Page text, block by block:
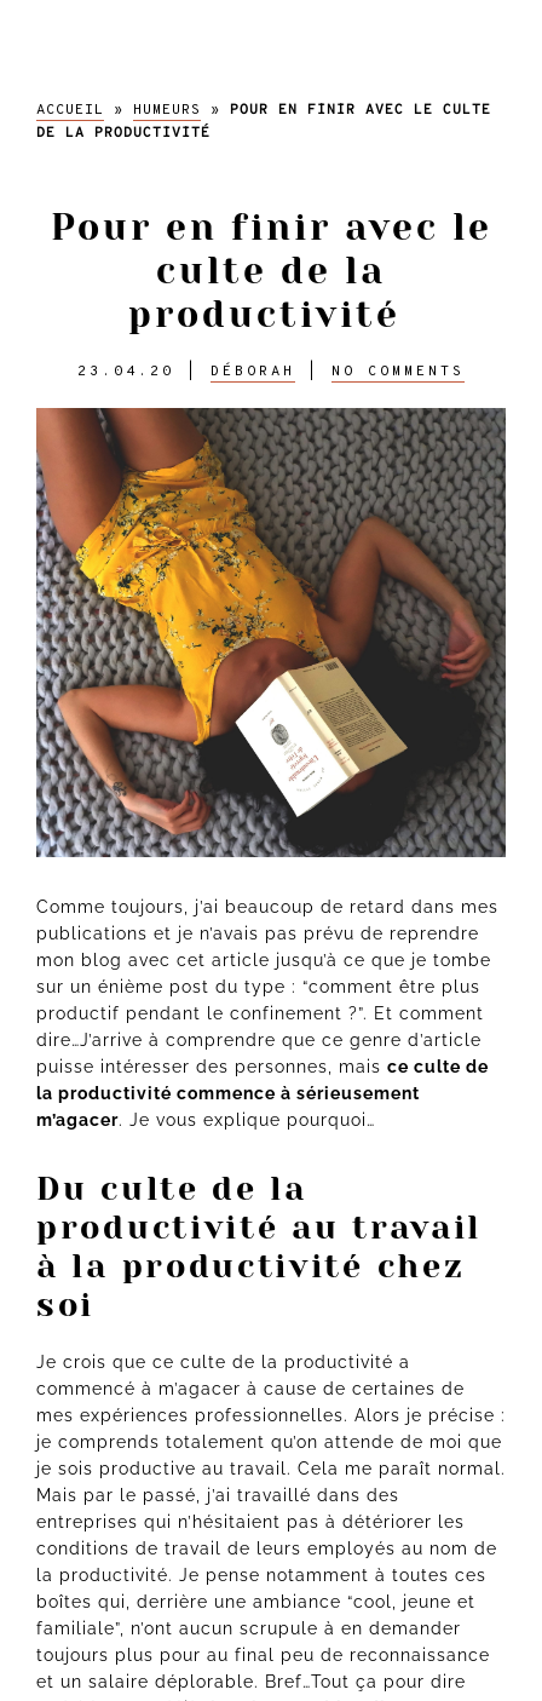
l'abeille
ACCUEIL » HUMEURS » POUR EN FINIR AVEC LE CULTE
DE LA PRODUCTIVITÉ
Pour en finir avec le
culte de la
productivité
23.04.20 DÉBORAH NO COMMENTS
Comme toujours, j’ai beaucoup de retard dans mes
publications et je n’avais pas prévu de reprendre
mon blog avec cet article jusqu’à ce que je tombe
sur un énième post du type : “comment être plus
productif pendant le confinement ?”. Et comment
dire…J’arrive à comprendre que ce genre d’article
puisse intéresser des personnes, mais ce culte de
la productivité commence à sérieusement
m’agacer. Je vous explique pourquoi…
Du culte de la
productivité au travail
à la productivité chez
soi
Je crois que ce culte de la productivité a
commencé à m’agacer à cause de certaines de
mes expériences professionnelles. Alors je précise :
je comprends totalement qu’on attende de moi que
je sois productive au travail. Cela me paraît normal.
Mais par le passé, j’ai travaillé dans des
entreprises qui n’hésitaient pas à détériorer les
conditions de travail de leurs employés au nom de
la productivité. Je pense notamment à toutes ces
boîtes qui, derrière une ambiance “cool, jeune et
familiale”, n’ont aucun scrupule à en demander
toujours plus pour au final peu de reconnaissance
et un salaire déplorable. Bref…Tout ça pour dire